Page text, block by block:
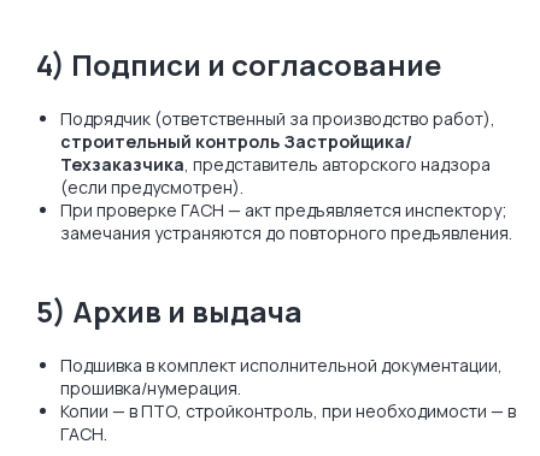
4) Подписи и согласование
Подрядчик (ответственный за производство работ),
строительный контроль Застройщика/
Техзаказчика, представитель авторского надзора
(если предусмотрен).
При проверке ГАСН — акт предъявляется инспектору;
замечания устраняются до повторного предъявления.
5) Архив и выдача
Подшивка в комплект исполнительной документации,
прошивка/нумерация.
Копии — в ПТО, стройконтроль, при необходимости — в
ГАСН.